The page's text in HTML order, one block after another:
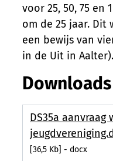
voor 25, 50, 75 en
om de 25 jaar.
een bewijs van
in de Uit in Aalter).
Downloads
DS35a aanvraag
36,5 Kb docx